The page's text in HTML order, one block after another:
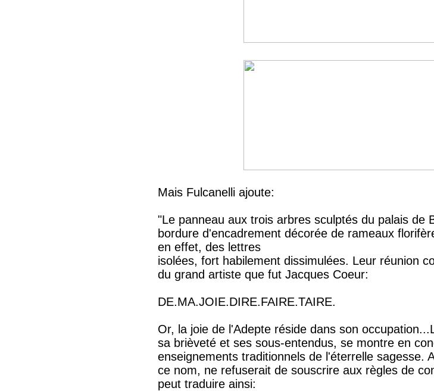
Mais Fulcanelli ajoute:
"Le panneau aux trois arbres sculptés du palais de
bordure d'encadrement décorée de rameaux
en effet, des lettres
isolées, fort habilement dissimulées. Leur réunion
du grand artiste que fut Jacques Coeur:
DE.MA.JOIE.DIRE.FAIRE.TAIRE.
Or, la joie de l'Adepte réside dans son
sa brièveté et ses sous-entendus, se montre en
enseignements traditionnels de l'éterrelle sagesse.
ce nom, ne refuserait de souscrire aux règles de
peut traduire ainsi: